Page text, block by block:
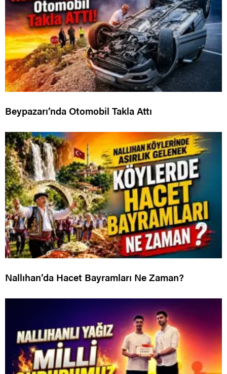
Beypazarı’nda Otomobil Takla Attı
Nallıhan’da Hacet Bayramları Ne Zaman?